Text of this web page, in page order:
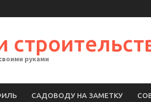
руками
САДОВОДУ НА ЗАМЕТКУ